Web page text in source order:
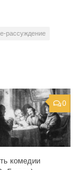
рассуждение
0
комедии